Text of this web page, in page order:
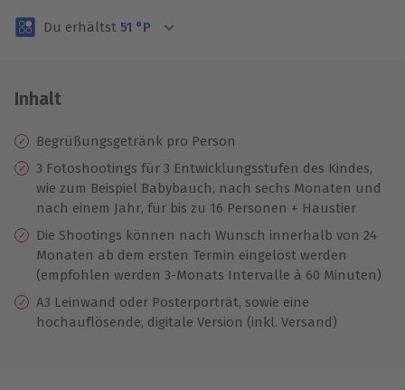
Du erhältst 51 °P
Inhalt
Begrüßungsgetränk pro Person
3 Fotoshootings für 3 Entwicklungsstufen des Kindes,
wie zum Beispiel Babybauch, nach sechs Monaten und
nach einem Jahr, für bis zu 16 Personen + Haustier
Die Shootings können nach Wunsch innerhalb von 24
Monaten ab dem ersten Termin eingelöst werden
(empfohlen werden 3-Monats Intervalle à 60 Minuten)
A3 Leinwand oder Posterporträt, sowie eine
hochauflösende, digitale Version (inkl. Versand)